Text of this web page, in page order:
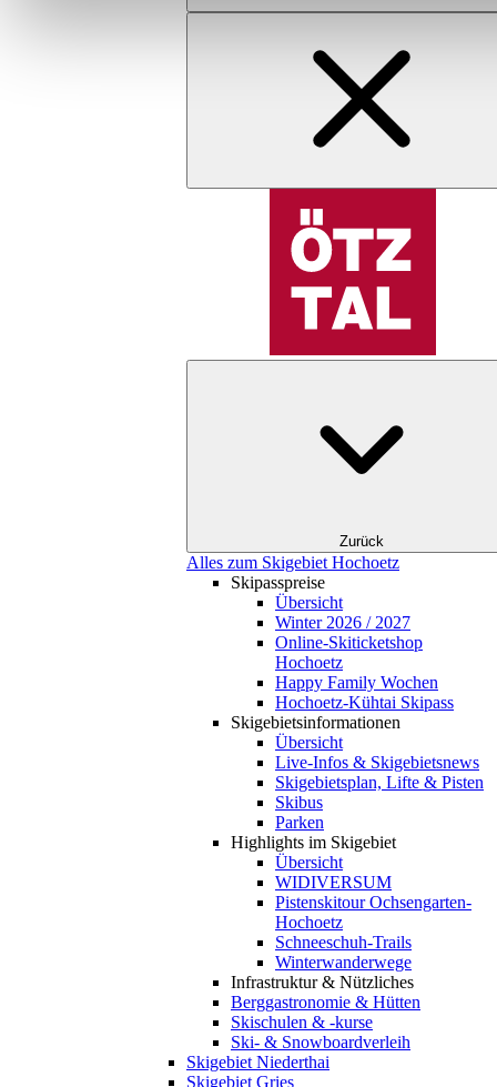
Zurück
Alles zum Skigebiet Hochoetz
Skipasspreise
Übersicht
Winter 2026 / 2027
Online-Skiticketshop
Hochoetz
Happy Family Wochen
Hochoetz-Kühtai Skipass
Skigebietsinformationen
Übersicht
Live-Infos & Skigebietsnews
Skigebietsplan, Lifte & Pisten
Skibus
Parken
Highlights im Skigebiet
Übersicht
WIDIVERSUM
Pistenskitour Ochsengarten-
Hochoetz
Schneeschuh-Trails
Winterwanderwege
Infrastruktur & Nützliches
Berggastronomie & Hütten
Skischulen & -kurse
Ski- & Snowboardverleih
Skigebiet Niederthai
Skigebiet Gries